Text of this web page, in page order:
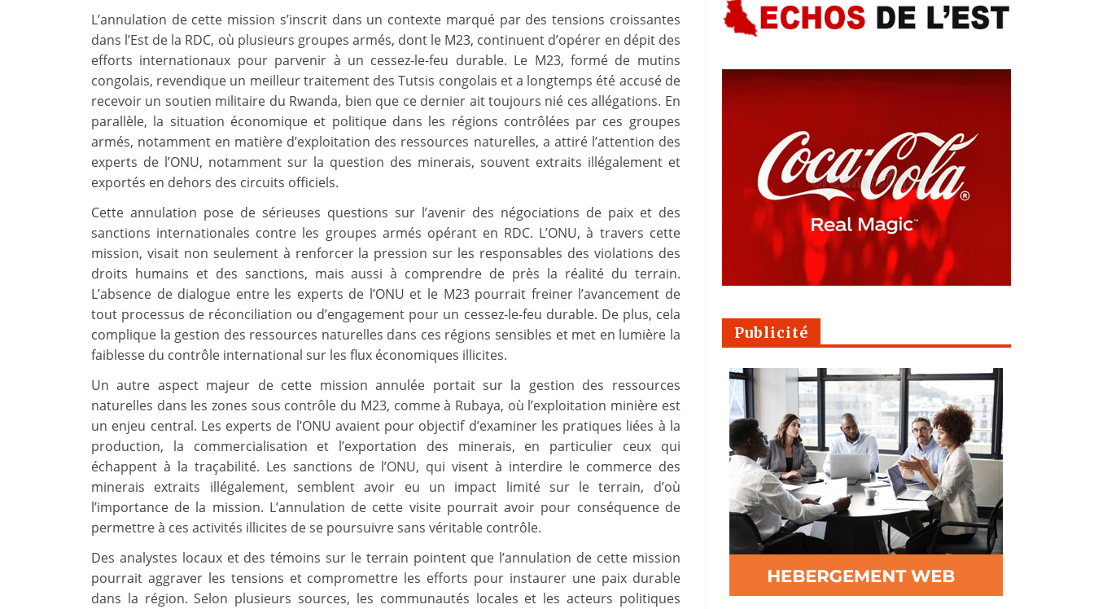
L’annulation de cette mission s’inscrit dans un contexte marqué par des tensions croissantes
dans l’Est de la RDC, où plusieurs groupes armés, dont le M23, continuent d’opérer en dépit des
efforts internationaux pour parvenir à un cessez-le-feu durable. Le M23, formé de mutins
congolais, revendique un meilleur traitement des Tutsis congolais et a longtemps été accusé de
recevoir un soutien militaire du Rwanda, bien que ce dernier ait toujours nié ces allégations. En
parallèle, la situation économique et politique dans les régions contrôlées par ces groupes
armés, notamment en matière d’exploitation des ressources naturelles, a attiré l’attention des
experts de l’ONU, notamment sur la question des minerais, souvent extraits illégalement et
exportés en dehors des circuits officiels.
Cette annulation pose de sérieuses questions sur l’avenir des négociations de paix et des
sanctions internationales contre les groupes armés opérant en RDC. L’ONU, à travers cette
mission, visait non seulement à renforcer la pression sur les responsables des violations des
droits humains et des sanctions, mais aussi à comprendre de près la réalité du terrain.
L’absence de dialogue entre les experts de l’ONU et le M23 pourrait freiner l’avancement de
tout processus de réconciliation ou d’engagement pour un cessez-le-feu durable. De plus, cela
complique la gestion des ressources naturelles dans ces régions sensibles et met en lumière la
faiblesse du contrôle international sur les flux économiques illicites.
Un autre aspect majeur de cette mission annulée portait sur la gestion des ressources
naturelles dans les zones sous contrôle du M23, comme à Rubaya, où l’exploitation minière est
un enjeu central. Les experts de l’ONU avaient pour objectif d’examiner les pratiques liées à la
production, la commercialisation et l’exportation des minerais, en particulier ceux qui
échappent à la traçabilité. Les sanctions de l’ONU, qui visent à interdire le commerce des
minerais extraits illégalement, semblent avoir eu un impact limité sur le terrain, d’où
l’importance de la mission. L’annulation de cette visite pourrait avoir pour conséquence de
permettre à ces activités illicites de se poursuivre sans véritable contrôle.
Des analystes locaux et des témoins sur le terrain pointent que l’annulation de cette mission
pourrait aggraver les tensions et compromettre les efforts pour instaurer une paix durable
dans la région. Selon plusieurs sources, les communautés locales et les acteurs politiques
Publicité